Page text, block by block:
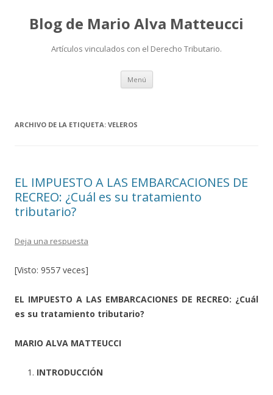
Blog de Mario Alva Matteucci
Artículos vinculados con el Derecho Tributario.
Menú Ir
contenido
ARCHIVO DE LA ETIQUETA: VELEROS
EL IMPUESTO A LAS EMBARCACIONES DE
RECREO: ¿Cuál es su tratamiento
tributario?
Deja una respuesta
[Visto: 9557 veces]
EL IMPUESTO A LAS EMBARCACIONES DE RECREO: ¿Cuál
es su tratamiento tributario?
MARIO ALVA MATTEUCCI
INTRODUCCIÓN